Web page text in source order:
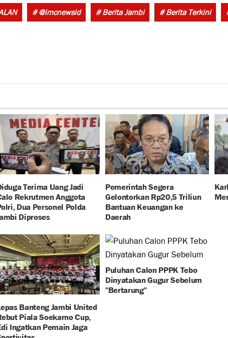
# @imcnewsid # Berita Jambi # Berita Terkini
Terima Uang Jadi
Rekrutmen Anggota
Dua Personel Polda
Diproses
Pemerintah Segera
Gelontorkan Rp20,5 Triliun
Bantuan Keuangan ke
Daerah
Banteng Jambi United
Piala Soekarno Cup,
Ingatkan Pemain Jaga
Puluhan Calon PPPK Tebo
Dinyatakan Gugur Sebelum
"Bertarung"